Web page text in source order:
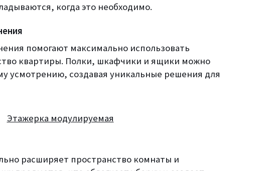
когда это необходимо.
помогают максимально использовать
квартиры. Полки, шкафчики и ящики можно
усмотрению, создавая уникальные решения для
Этажерка модулируемая
расширяет пространство комнаты и